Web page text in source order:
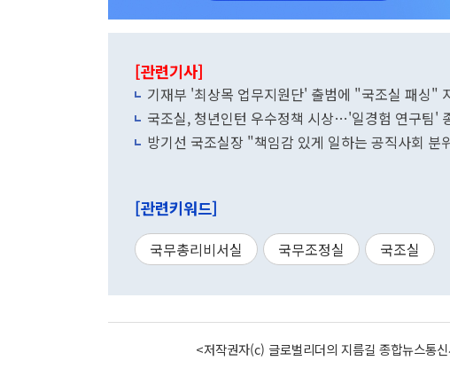
[관련기사]
기재부 '최상목 업무지원단' 출범에 "국조실 패싱
국조실, 청년인턴 우수정책 시상…'일경험 연구팀'
방기선 국조실장 "책임감 있게 일하는 공직사회 분
[관련키워드]
국무총리비서실 국무조정실 국조실
<저작권자(c) 글로벌리더의 지름길 종합뉴스